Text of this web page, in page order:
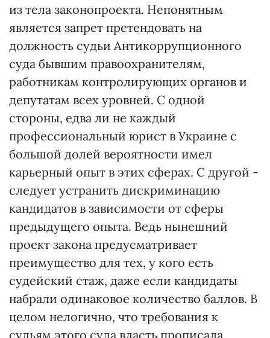
из тела законопроекта. Непонятным
является запрет претендовать на
должность судьи Антикоррупционного
суда бывшим правоохранителям,
работникам контролирующих органов и
депутатам всех уровней. С одной
стороны, едва ли не каждый
профессиональный юрист в Украине с
большой долей вероятности имел
карьерный опыт в этих сферах. С другой -
следует устранить дискриминацию
кандидатов в зависимости от сферы
предыдущего опыта. Ведь нынешний
проект закона предусматривает
преимущество для тех, у кого есть
судейский стаж, даже если кандидаты
набрали одинаковое количество баллов. В
целом нелогично, что требования к
судьям этого суда власть прописала